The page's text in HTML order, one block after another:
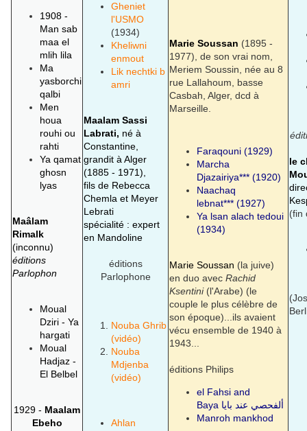
1908 -
Man sab
maa el
mlih lila
Ma
yasborchi
qalbi
Men
houa
rouhi ou
rahti
Ya qamat
ghosn
lyas
Maâlam
Rimalk
(inconnu)
éditions
Parlophon
Moual
Dziri - Ya
hargati
Moual
Hadjaz -
El Belbel
1929 - Maalam
Ebeho
Gheniet
l'USMO
(1934)
Kheliwni
enmout
Lik nechtki b
amri
Maalam Sassi
Labrati, né à
Constantine,
grandit à Alger
(1885 - 1971),
fils de Rebecca
Chemla et Meyer
Lebrati
spécialité : expert
en Mandoline
éditions
Parlophone
Nouba Ghrib
(vidéo)
Nouba
Mdjenba
(vidéo)
Ahlan
le
(fin
Marie Soussan (1895 -
1977), de son vrai nom,
Meriem Soussin, née au 8
rue Lallahoum, basse
Casbah, Alger, dcd à
Marseille.
Faraqouni (1929)
Marcha
Djazairiya*** (1920)
Naachaq
lebnat*** (1927)
Ya lsan alach tedoui
(1934)
Marie Soussan (la juive)
en duo avec Rachid
Ksentini(l'Arabe) (le
couple le plus célèbre de
son époque)...ils avaient
vécu ensemble de 1940 à
1943...
éditions Philips
el Fahsi and
Baya ألفحصي عند بايا
Manroh mankhod